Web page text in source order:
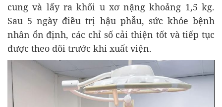
cung và lấy ra khối u xơ nặng khoảng 1,5 kg.
Sau 5 ngày điều trị hậu phẫu, sức khỏe bệnh
nhân ổn định, các chỉ số cải thiện tốt và tiếp tục
được theo dõi trước khi xuất viện.